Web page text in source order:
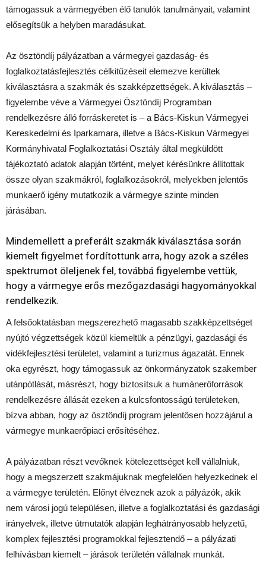
támogassuk a vármegyében élő tanulók tanulmányait, valamint
elősegítsük a helyben maradásukat.
Az ösztöndíj pályázatban a vármegyei gazdaság- és
foglalkoztatásfejlesztés célkitűzéseit elemezve kerültek
kiválasztásra a szakmák és szakképzettségek. A kiválasztás –
figyelembe véve a Vármegyei Ösztöndíj Programban
rendelkezésre álló forráskeretet is – a Bács-Kiskun Vármegyei
Kereskedelmi és Iparkamara, illetve a Bács-Kiskun Vármegyei
Kormányhivatal Foglalkoztatási Osztály által megküldött
tájékoztató adatok alapján történt, melyet kérésünkre állítottak
össze olyan szakmákról, foglalkozásokról, melyekben jelentős
munkaerő igény mutatkozik a vármegye szinte minden
járásában.
Mindemellett a preferált szakmák kiválasztása során
kiemelt figyelmet fordítottunk arra, hogy azok a széles
spektrumot öleljenek fel, továbbá figyelembe vettük,
hogy a vármegye erős mezőgazdasági hagyományokkal
rendelkezik.
A felsőoktatásban megszerezhető magasabb szakképzettséget
nyújtó végzettségek közül kiemeltük a pénzügyi, gazdasági és
vidékfejlesztési területet, valamint a turizmus ágazatát. Ennek
oka egyrészt, hogy támogassuk az önkormányzatok szakember
utánpótlását, másrészt, hogy biztosítsuk a humánerőforrások
rendelkezésre állását ezeken a kulcsfontosságú területeken,
bízva abban, hogy az ösztöndíj program jelentősen hozzájárul a
vármegye munkaerőpiaci erősítéséhez.
A pályázatban részt vevőknek kötelezettséget kell vállalniuk,
hogy a megszerzett szakmájuknak megfelelően helyezkednek el
a vármegye területén. Előnyt élveznek azok a pályázók, akik
nem városi jogú településen, illetve a foglalkoztatási és gazdasági
irányelvek, illetve útmutatók alapján leghátrányosabb helyzetű,
komplex fejlesztési programokkal fejlesztendő – a pályázati
felhívásban kiemelt – járások területén vállalnak munkát.